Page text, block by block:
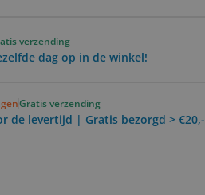
verzending
dag op in de winkel!
Gratis verzending
de levertijd | Gratis bezorgd > €20,-